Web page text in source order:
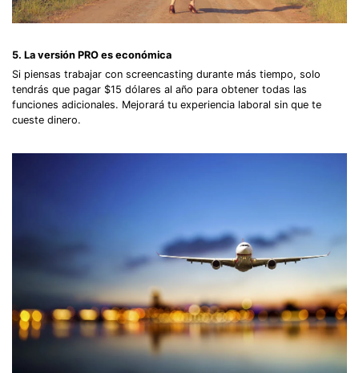
5. La versión PRO es económica
Si piensas trabajar con screencasting durante más tiempo, solo
tendrás que pagar $15 dólares al año para obtener todas las
funciones adicionales. Mejorará tu experiencia laboral sin que te
cueste dinero.